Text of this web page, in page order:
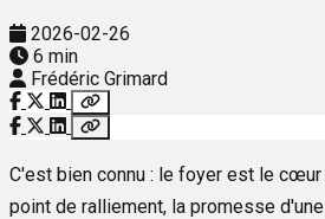
2026-02-26
6 min
Frédéric Grimard
C'est bien connu : le foyer est le
point de ralliement, la promesse